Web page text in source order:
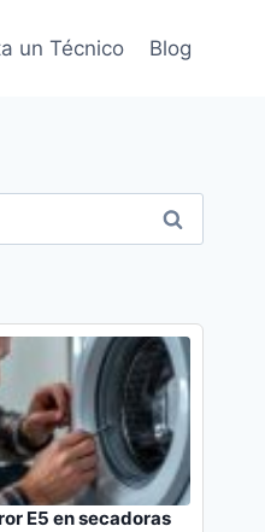
un Técnico Blog
E5 en secadoras